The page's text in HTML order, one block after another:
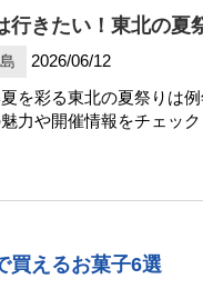
行きたい！東北の夏
2026/06/12
を彩る東北の夏祭りは
力や開催情報をチェック
買えるお菓子6選